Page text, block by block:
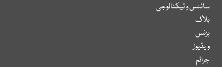
سائنس و ٹیکنالوجی
بلاگ
بزنس
ویڈیوز
جرائم